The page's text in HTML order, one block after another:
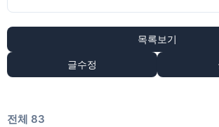
목록보기
글수정
전체 83